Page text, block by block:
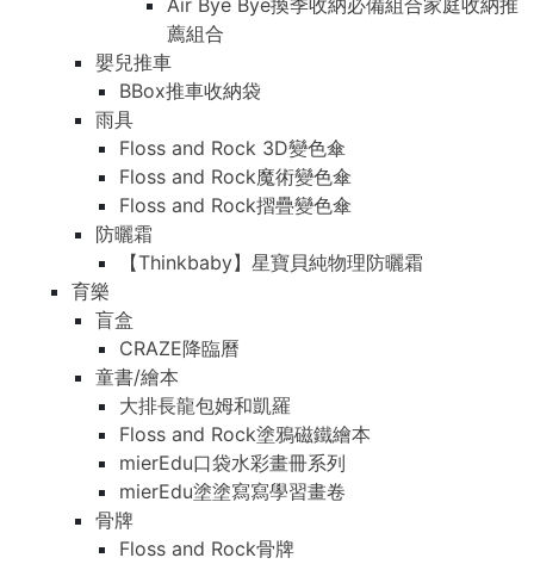
Air Bye Bye換季收納必備組合家庭收納推
薦組合
嬰兒推車
BBox推車收納袋
雨具
Floss and Rock 3D變色傘
Floss and Rock魔術變色傘
Floss and Rock摺疊變色傘
防曬霜
【Thinkbaby】星寶貝純物理防曬霜
育樂
盲盒
CRAZE降臨曆
童書/繪本
大排長龍包姆和凱羅
Floss and Rock塗鴉磁鐵繪本
mierEdu口袋水彩畫冊系列
mierEdu塗塗寫寫學習畫卷
骨牌
Floss and Rock骨牌